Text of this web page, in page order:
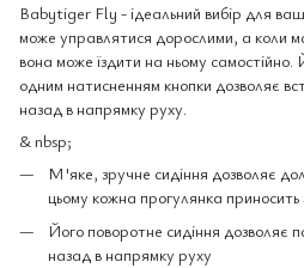
Babytiger Fly - ідеальний вибір для
може управлятися дорослими, а коли
вона може їздити на ньому самостійно.
одним натисненням кнопки дозволяє
назад в напрямку руху.
& nbsp;
М'яке, зручне сидіння дозволяє
цьому кожна прогулянка приносить
Його поворотне сидіння дозволяє
назад в напрямку руху